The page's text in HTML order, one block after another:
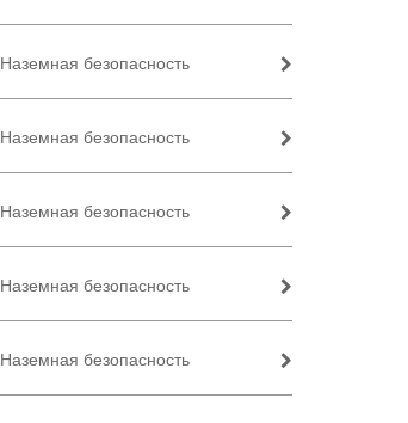
Наземная безопасность
Наземная безопасность
Наземная безопасность
Наземная безопасность
Наземная безопасность